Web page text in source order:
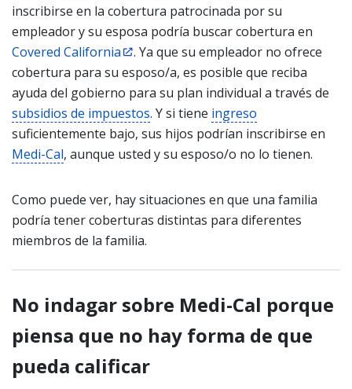
inscribirse en la cobertura patrocinada por su
empleador y su esposa podría buscar cobertura en
Covered California
. Ya que su empleador no ofrece
cobertura para su esposo/a, es posible que reciba
ayuda del gobierno para su plan individual a través de
subsidios de impuestos. Y si tiene ingreso
suficientemente bajo, sus hijos podrían inscribirse en
Medi-Cal, aunque usted y su esposo/o no lo tienen.
Como puede ver, hay situaciones en que una familia
podría tener coberturas distintas para diferentes
miembros de la familia.
No indagar sobre Medi-Cal porque
piensa que no hay forma de que
pueda calificar